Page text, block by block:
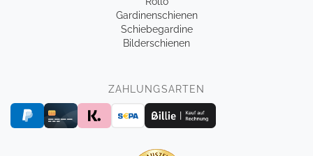
Gardinenschienen
Schiebegardine
Bilderschienen
ZAHLUNGSARTEN